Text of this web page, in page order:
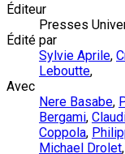
Éditeur
Presses
Édité par
Sylvie Aprile,
Leboutte,
Avec
Nere Basabe,
Bergami,
Coppola,
Michael Drolet,